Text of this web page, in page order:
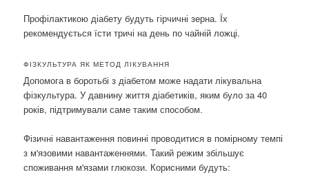
Профілактикою діабету будуть гірчичні зерна. Їх
рекомендується їсти тричі на день по чайній ложці.
ФІЗКУЛЬТУРА ЯК МЕТОД ЛІКУВАННЯ
Допомога в боротьбі з діабетом може надати лікувальна
фізкультура. У давнину життя діабетиків, яким було за 40
років, підтримували саме таким способом.
Фізичні навантаження повинні проводитися в помірному темпі
з м'язовими навантаженнями. Такий режим збільшує
споживання м'язами глюкози. Корисними будуть: